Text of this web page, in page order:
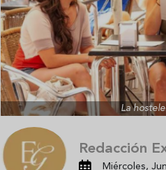
La
Redacción
Miércoles,